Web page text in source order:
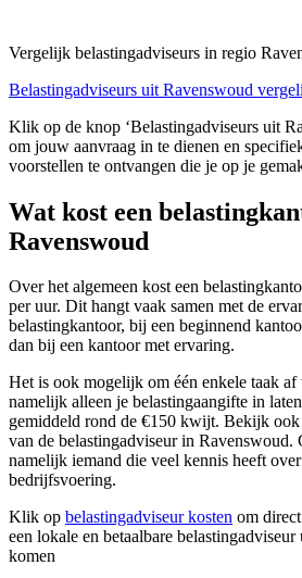
Vergelijk belastingadviseurs in regio
Belastingadviseurs uit Ravenswoud
Klik op de knop ‘Belastingadviseurs uit
om jouw aanvraag in te dienen en
voorstellen te ontvangen die je op je
Wat kost een
Ravenswoud
Over het algemeen kost een
per uur. Dit hangt vaak samen met de
belastingkantoor, bij een beginnend
dan bij een kantoor met ervaring.
Het is ook mogelijk om één enkele taak
namelijk alleen je belastingaangifte in
gemiddeld rond de €150 kwijt. Bekijk ook
van de belastingadviseur in Ravenswoud.
namelijk iemand die veel kennis heeft
bedrijfsvoering.
Klik op belastingadviseur kosten om
een lokale en betaalbare
komen